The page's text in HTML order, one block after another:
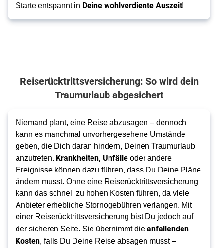
Starte entspannt in Deine wohlverdiente Auszeit!
Reiserücktrittsversicherung: So wird dein
Traumurlaub abgesichert
Niemand plant, eine Reise abzusagen – dennoch
kann es manchmal unvorhergesehene Umstände
geben, die Dich daran hindern, Deinen Traumurlaub
anzutreten. Krankheiten, Unfälle oder andere
Ereignisse können dazu führen, dass Du Deine Pläne
ändern musst. Ohne eine Reiserücktrittsversicherung
kann das schnell zu hohen Kosten führen, da viele
Anbieter erhebliche Stornogebühren verlangen. Mit
einer Reiserücktrittsversicherung bist Du jedoch auf
der sicheren Seite. Sie übernimmt die anfallenden
Kosten, falls Du Deine Reise absagen musst –